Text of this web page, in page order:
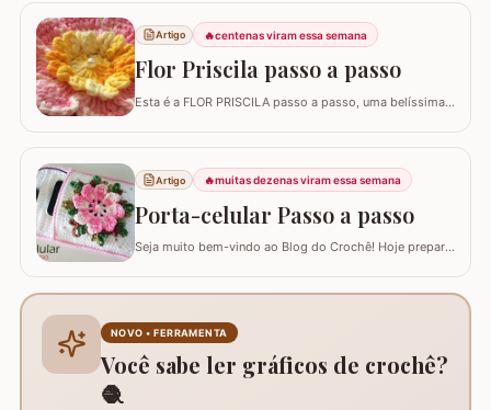
Artigo 🔥centenas viram essa semana
Flor Priscila passo a passo
Esta é a FLOR PRISCILA passo a passo, uma belíssima
vai valorizar seus trabalhos. Barbante barroco
multicolor amarelo – 9368 Barbante barroco multicolor
R
Artigo 🔥muitas dezenas viram essa semana
Porta-celular Passo a passo
Seja muito bem-vindo ao Blog do Crochê! Hoje preparei
carregador dentro da bolsa, ele funciona como um
suporte inteligente na hora de carregar seu…
NOVO • FERRAMENTA
Você sabe ler gráficos de crochê?
🧶